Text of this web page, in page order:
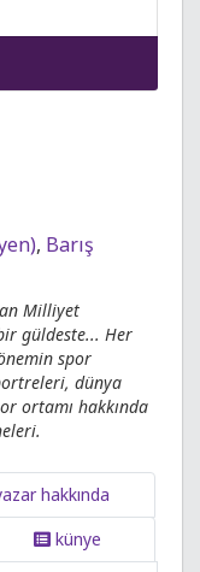
, Barış
Milliyet
güldeste... Her
spor
dünya
ortamı hakkında
hakkında
künye